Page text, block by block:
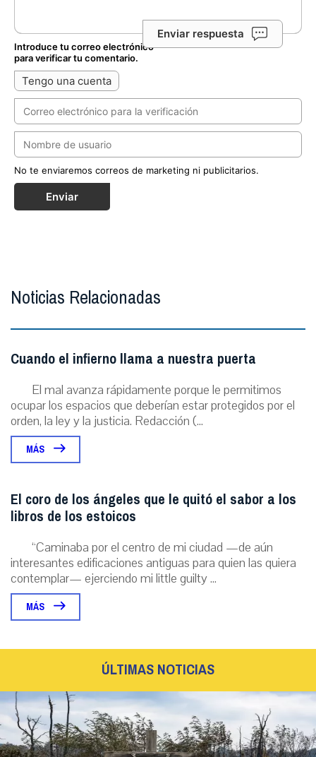
Enviar respuesta
Introduce tu correo electrónico
para verificar tu comentario.
Tengo una cuenta
No te enviaremos correos de marketing ni publicitarios.
Enviar
Noticias Relacionadas
Cuando el infierno llama a nuestra puerta
El mal avanza rápidamente porque le permitimos
ocupar los espacios que deberían estar protegidos por el
orden, la ley y la justicia. Redacción (...
MÁS
El coro de los ángeles que le quitó el sabor a los
libros de los estoicos
“Caminaba por el centro de mi ciudad —de aún
interesantes edificaciones antiguas para quien las quiera
contemplar— ejerciendo mi little guilty ...
MÁS
ÚLTIMAS NOTICIAS